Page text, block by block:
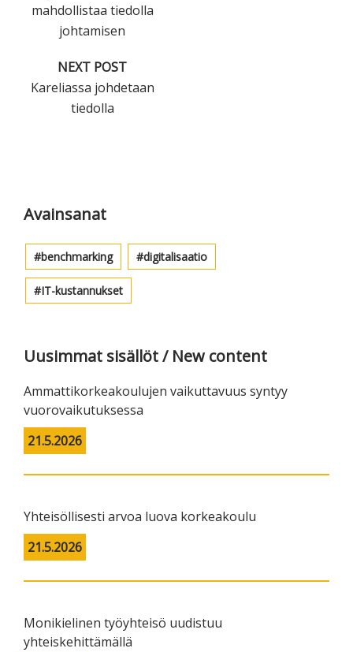
mahdollistaa tiedolla
johtamisen
NEXT POST
Kareliassa johdetaan
tiedolla
Avainsanat
benchmarking digitalisaatio
IT-kustannukset
Uusimmat sisällöt / New content
Ammattikorkeakoulujen vaikuttavuus syntyy
vuorovaikutuksessa
21.5.2026
Yhteisöllisesti arvoa luova korkeakoulu
21.5.2026
Monikielinen työyhteisö uudistuu
yhteiskehittämällä